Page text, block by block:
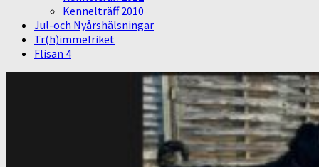
Kennelträff 2010
Jul-och Nyårshälsningar
Tr(h)immelriket
Flisan 4